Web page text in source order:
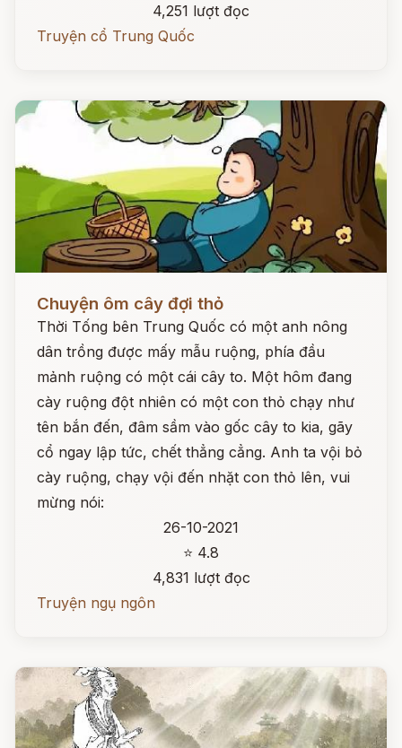
4,251 lượt đọc
Truyện cổ Trung Quốc
Chuyện ôm cây đợi thỏ
Thời Tống bên Trung Quốc có một anh nông
dân trồng được mấy mẫu ruộng, phía đầu
mảnh ruộng có một cái cây to. Một hôm đang
cày ruộng đột nhiên có một con thỏ chạy như
tên bắn đến, đâm sầm vào gốc cây to kia, gãy
cổ ngay lập tức, chết thẳng cẳng. Anh ta vội bỏ
cày ruộng, chạy vội đến nhặt con thỏ lên, vui
mừng nói:
26-10-2021
⭐ 4.8
4,831 lượt đọc
Truyện ngụ ngôn